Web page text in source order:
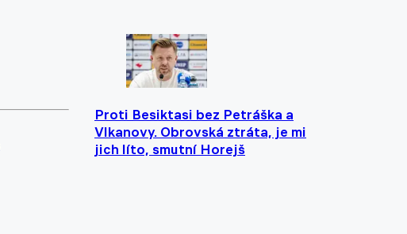
Proti Besiktasi bez Petráška a
Vlkanovy. Obrovská ztráta, je mi
jich líto, smutní Horejš